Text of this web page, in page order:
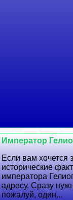
Император
Если вам хочется
исторические
императора
адресу. Сразу
пожалуй, один...